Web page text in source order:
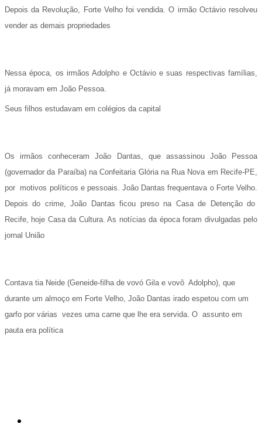
Depois da Revolução, Forte Velho foi vendida. O irmão Octávio resolveu
vender as demais propriedades
Nessa época, os irmãos Adolpho e Octávio e suas respectivas famílias,
já moravam em João Pessoa.
Seus filhos estudavam em colégios da capital
Os irmãos conheceram João Dantas, que assassinou João Pessoa
(governador da Paraíba) na Confeitaria Glória na Rua Nova em Recife-PE,
por motivos políticos e pessoais.João Dantas frequentava o Forte Velho.
Depois do crime, João Dantas ficou preso na Casa de Detenção do
Recife, hoje Casa da Cultura.As notícias da época foram divulgadas pelo
jornal União
Contava tia Neide (Geneide-filha de vovó Gila e vovô Adolpho), que
durante um almoço em Forte Velho, João Dantas irado espetou com um
garfo por várias vezes uma carne que lhe era servida. O assunto em
pauta era política